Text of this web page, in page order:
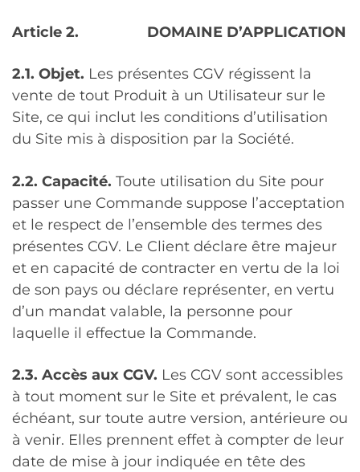
Article 2. DOMAINE D’APPLICATION
2.1. Objet. Les présentes CGV régissent la
vente de tout Produit à un Utilisateur sur le
Site, ce qui inclut les conditions d’utilisation
du Site mis à disposition par la Société.
2.2. Capacité. Toute utilisation du Site pour
passer une Commande suppose l’acceptation
et le respect de l’ensemble des termes des
présentes CGV. Le Client déclare être majeur
et en capacité de contracter en vertu de la loi
de son pays ou déclare représenter, en vertu
d’un mandat valable, la personne pour
laquelle il effectue la Commande.
2.3. Accès aux CGV. Les CGV sont accessibles
à tout moment sur le Site et prévalent, le cas
échéant, sur toute autre version, antérieure ou
à venir. Elles prennent effet à compter de leur
date de mise à jour indiquée en tête des